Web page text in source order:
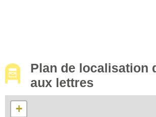
Plan de localisation
aux lettres
+